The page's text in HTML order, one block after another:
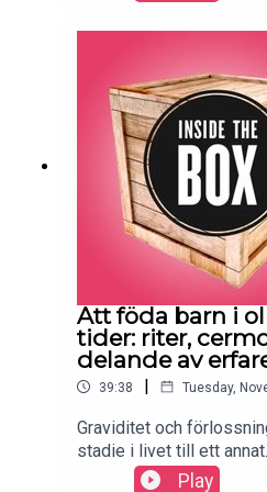
researcher, from the
he moderator is Björn
Museum of World
Sjösvärd. Producenter:
och Rebecka
produceras av
för kritiska
universitet) i samarbete
Att föda barn i
tider: riter,
delande av
39:38 | Tuesday,
Graviditet och
stadie i livet till ett
av världen för att
Play